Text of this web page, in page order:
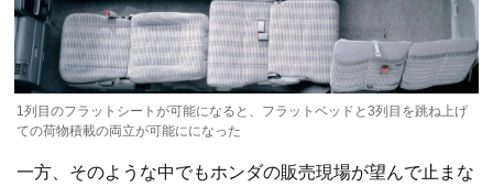
1列目のフラットシートが可能になると、フラットベッドと3列目を跳ね上げ
ての荷物積載の両立が可能にになった
一方、そのような中でもホンダの販売現場が望んで止まな